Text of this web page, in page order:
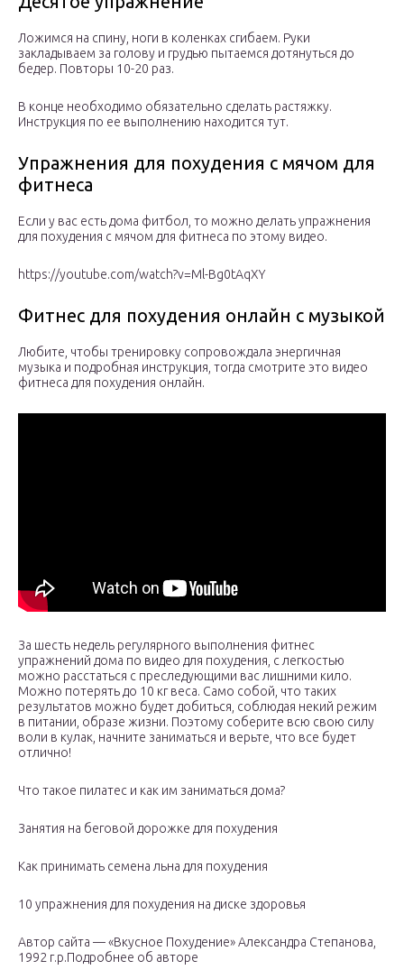
Ложимся на спину, ноги в коленках сгибаем. Руки
закладываем за голову и грудью пытаемся дотянуться до
бедер. Повторы 10-20 раз.
В конце необходимо обязательно сделать растяжку.
Инструкция по ее выполнению находится тут.
Упражнения для похудения с мячом для
фитнеса
Если у вас есть дома фитбол, то можно делать упражнения
для похудения с мячом для фитнеса по этому видео.
https://youtube.com/watch?v=Ml-Bg0tAqXY
Фитнес для похудения онлайн с музыкой
Любите, чтобы тренировку сопровождала энергичная
музыка и подробная инструкция, тогда смотрите это видео
фитнеса для похудения онлайн.
За шесть недель регулярного выполнения фитнес
упражнений дома по видео для похудения, с легкостью
можно расстаться с преследующими вас лишними кило.
Можно потерять до 10 кг веса. Само собой, что таких
результатов можно будет добиться, соблюдая некий режим
в питании, образе жизни. Поэтому соберите всю свою силу
воли в кулак, начните заниматься и верьте, что все будет
отлично!
Что такое пилатес и как им заниматься дома?
Занятия на беговой дорожке для похудения
Как принимать семена льна для похудения
10 упражнения для похудения на диске здоровья
Автор сайта — «Вкусное Похудение» Александра Степанова,
1992 г.р.Подробнее об авторе